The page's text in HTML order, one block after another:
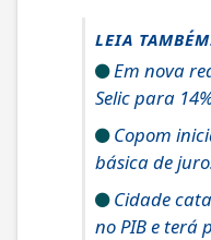
LEIA
Em nova
Selic para
Copom
básica de
Cidade
no PIB e terá